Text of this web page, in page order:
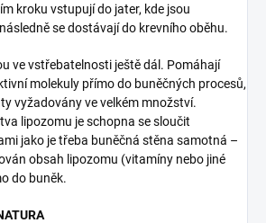
kroku vstupují do jater, kde jsou
se dostávají do krevního oběhu.
ve vstřebatelnosti ještě dál. Pomáhají
molekuly přímo do buněčných procesů,
vyžadovány ve velkém množství.
lipozomu je schopna se sloučit
jako je třeba buněčná stěna samotná –
obsah lipozomu (vitamíny nebo jiné
do buněk.